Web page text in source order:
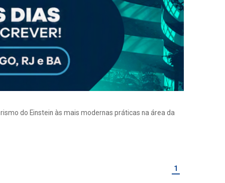
do Einstein às mais modernas práticas na área da
1